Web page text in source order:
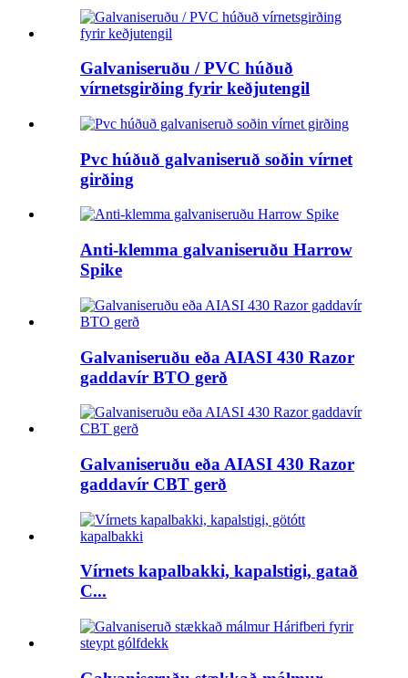
Galvaniseruðu / PVC húðuð
vírnetsgirðing fyrir keðjutengil
Pvc húðuð galvaniseruð soðin vírnet
girðing
Anti-klemma galvaniseruðu Harrow
Spike
Galvaniseruðu eða AIASI 430 Razor
gaddavír BTO gerð
Galvaniseruðu eða AIASI 430 Razor
gaddavír CBT gerð
Vírnets kapalbakki, kapalstigi, gatað
C...